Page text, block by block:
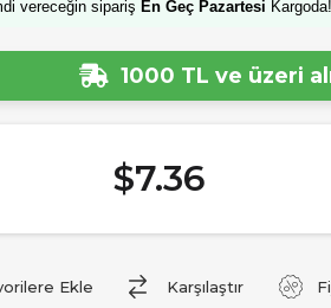
vereceğin sipariş En Geç Pazartesi Kargoda!
1000 TL ve üzeri
$7.36
Ekle Karşılaştır